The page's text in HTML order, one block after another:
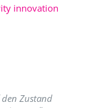
innovation
Zustand